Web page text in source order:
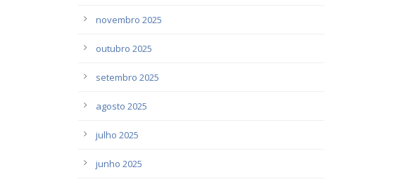
novembro 2025
outubro 2025
setembro 2025
agosto 2025
julho 2025
junho 2025